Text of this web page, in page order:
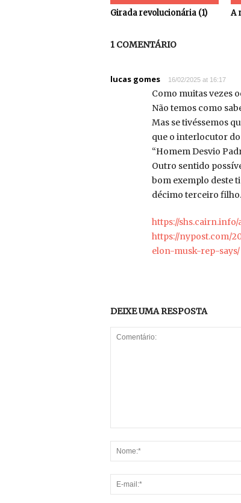
Girada revolucionária (1) A
1 COMENTÁRIO
lucas gomes 16/02/2025 at 16:17
Como muitas vezes
Não temos como
Mas se tivéssemos
que o interlocutor
“Homem Desvio
Outro sentido
bom exemplo deste
décimo terceiro filho.
https://shs.cairn.info/
https://nypost.com/
elon-musk-rep-says/
DEIXE UMA RESPOSTA